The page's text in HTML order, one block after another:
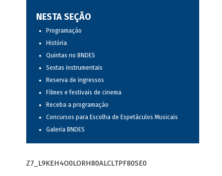
NESTA SEÇÃO
Programação
História
Quintas no BNDES
Sextas instrumentais
Reserva de ingressos
Filmes e festivais de cinema
Receba a programação
Concursos para Escolha de Espetáculos Musicais
Galeria BNDES
Z7_L9KEH4O0LORH80ALCLTPF80SE0